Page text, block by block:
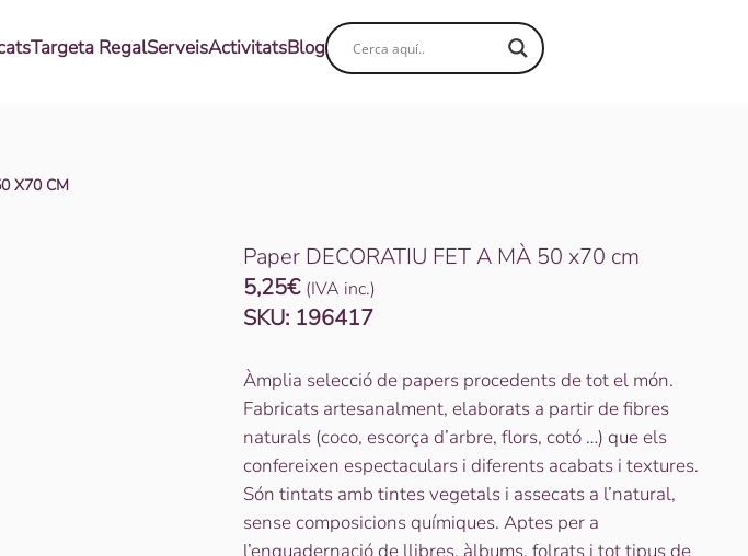
Targeta RegalServeisActivitatsBlog
X70 CM
Paper DECORATIU FET A MÀ 50 x70 cm
5,25€ (IVA inc.)
SKU: 196417
Àmplia selecció de papers procedents de tot el món.
Fabricats artesanalment, elaborats a partir de fibres
naturals (coco, escorça d’arbre, flors, cotó …) que els
confereixen espectaculars i diferents acabats i textures.
Són tintats amb tintes vegetals i assecats a l’natural,
sense composicions químiques. Aptes per a